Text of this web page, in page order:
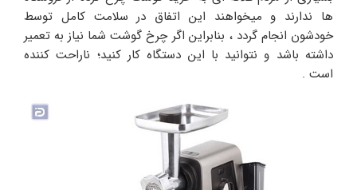
ها ندارند و میخواهند این اتفاق در سلامت کامل توسط
خودشون انجام گردد ، بنابراین اگر چرخ گوشت شما نیاز به تعمیر
داشته باشد و نتوانید با این دستگاه کار کنید؛ ناراحت کننده
است .